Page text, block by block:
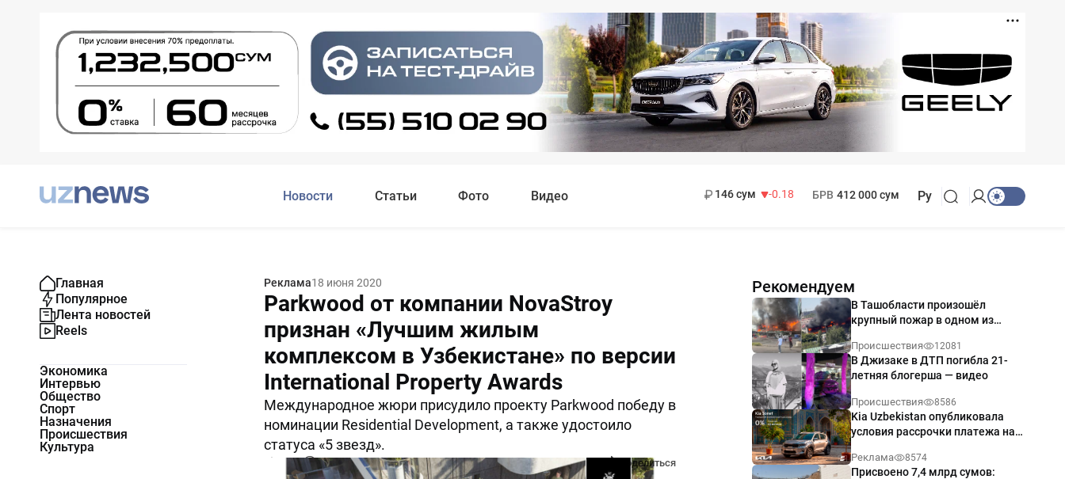
Новости Статьи Фото Видео
146 сум
-0.18
БРВ 412 000 сум Ру
Главная
Популярное
Лента новостей
Reels
Экономика
Интервью
Общество
Спорт
Назначения
Происшествия
Культура
Реклама18 июня 2020
Parkwood от компании NovaStroy
признан «Лучшим жилым
комплексом в Узбекистане» по версии
International Property Awards
Международное жюри присудило проекту Parkwood победу в
номинации Residential Development, а также удостоило
статуса «5 звезд».
4827 0 Поделиться
Рекомендуем
В Ташобласти произошёл
крупный пожар в одном из
Происшествия 12081
В Джизаке в ДТП погибла 21-
летняя блогерша — видео
Происшествия 8586
Kia Uzbekistan опубликовала
условия рассрочки платежа на
годовых
Реклама 8574
Присвоено 7,4 млрд сумов: